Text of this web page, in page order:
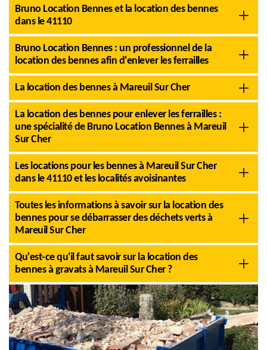
Bruno Location Bennes et la location des bennes
dans le 41110
Bruno Location Bennes : un professionnel de la
location des bennes afin d'enlever les ferrailles
La location des bennes à Mareuil Sur Cher
La location des bennes pour enlever les ferrailles :
une spécialité de Bruno Location Bennes à Mareuil
Sur Cher
Les locations pour les bennes à Mareuil Sur Cher
dans le 41110 et les localités avoisinantes
Toutes les informations à savoir sur la location des
bennes pour se débarrasser des déchets verts à
Mareuil Sur Cher
Qu'est-ce qu'il faut savoir sur la location des
bennes à gravats à Mareuil Sur Cher ?